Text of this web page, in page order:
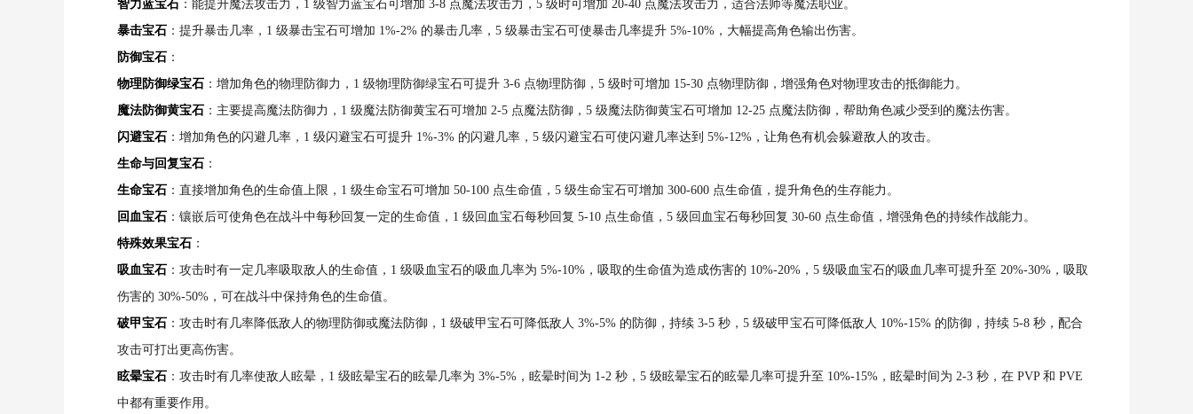
智力蓝宝石 ：能提升魔法攻击力，1 级智力蓝宝石可增加 3-8 点魔法攻击力，5 级时可增加 20-40 点魔法攻击力，适合法师等魔法职业。
暴击宝石 ：提升暴击几率，1 级暴击宝石可增加 1%-2% 的暴击几率，5 级暴击宝石可使暴击几率提升 5%-10%，大幅提高角色输出伤害。
防御宝石 ：
物理防御绿宝石 ：增加角色的物理防御力，1 级物理防御绿宝石可提升 3-6 点物理防御，5 级时可增加 15-30 点物理防御，增强角色对物理攻击的抵御能力。
魔法防御黄宝石 ：主要提高魔法防御力，1 级魔法防御黄宝石可增加 2-5 点魔法防御，5 级魔法防御黄宝石可增加 12-25 点魔法防御，帮助角色减少受到的魔法伤害。
闪避宝石 ：增加角色的闪避几率，1 级闪避宝石可提升 1%-3% 的闪避几率，5 级闪避宝石可使闪避几率达到 5%-12%，让角色有机会躲避敌人的攻击。
生命与回复宝石 ：
生命宝石 ：直接增加角色的生命值上限，1 级生命宝石可增加 50-100 点生命值，5 级生命宝石可增加 300-600 点生命值，提升角色的生存能力。
回血宝石 ：镶嵌后可使角色在战斗中每秒回复一定的生命值，1 级回血宝石每秒回复 5-10 点生命值，5 级回血宝石每秒回复 30-60 点生命值，增强角色的持续作战能力。
特殊效果宝石 ：
吸血宝石 ：攻击时有一定几率吸取敌人的生命值，1 级吸血宝石的吸血几率为 5%-10%，吸取的生命值为造成伤害的 10%-20%，5 级吸血宝石的吸血几率可提升至 20%-30%，吸取
伤害的 30%-50%，可在战斗中保持角色的生命值。
破甲宝石 ：攻击时有几率降低敌人的物理防御或魔法防御，1 级破甲宝石可降低敌人 3%-5% 的防御，持续 3-5 秒，5 级破甲宝石可降低敌人 10%-15% 的防御，持续 5-8 秒，配合
攻击可打出更高伤害。
眩晕宝石 ：攻击时有几率使敌人眩晕，1 级眩晕宝石的眩晕几率为 3%-5%，眩晕时间为 1-2 秒，5 级眩晕宝石的眩晕几率可提升至 10%-15%，眩晕时间为 2-3 秒，在 PVP 和 PVE
中都有重要作用。